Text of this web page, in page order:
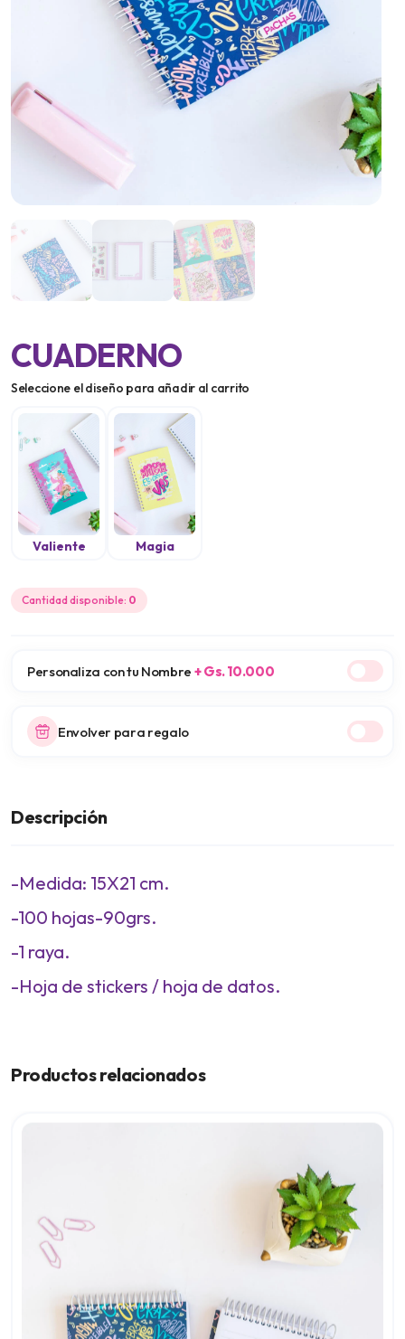
CUADERNO
Seleccione el diseño para añadir al carrito
Valiente Magia
Cantidad disponible: 0
Personaliza con tu Nombre + Gs. 10.000
Envolver para regalo
Descripción
-Medida: 15X21 cm.
-100 hojas-90grs.
-1 raya.
-Hoja de stickers / hoja de datos.
Productos relacionados